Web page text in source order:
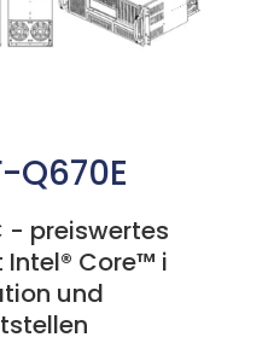
Q670E
- preiswertes
Core™ i
und